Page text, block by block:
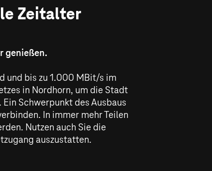
Zeitalter
genießen.
und bis zu 1.000 MBit/s im
in Nordhorn, um die Stadt
Schwerpunkt des Ausbaus
In immer mehr Teilen
Nutzen auch Sie die
auszustatten.